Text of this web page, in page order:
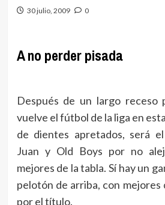
30 julio, 2009 0
A no perder pisada
Después de un largo receso
vuelve el fútbol de la liga en
de dientes apretados, será
Juan y Old Boys por no
mejores de la tabla. Sí hay un
pelotón de arriba, con mejores
por el título.